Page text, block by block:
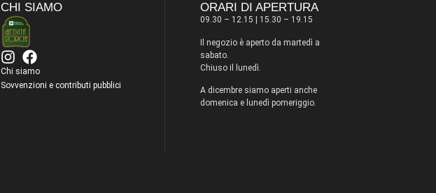
CHI SIAMO
Chi siamo
Sovvenzioni e contributi pubblici
ORARI DI APERTURA
09.30 – 12.15 | 15.30 – 19.15
Il negozio è aperto da martedì a
sabato.
Chiuso il lunedì.
A dicembre siamo aperti anche
domenica e lunedì pomeriggio.